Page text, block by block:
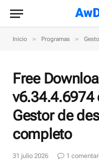
Inicio » Programas »
Free
v6.34.4.6974
Gestor de
completo
31 julio 2026 1